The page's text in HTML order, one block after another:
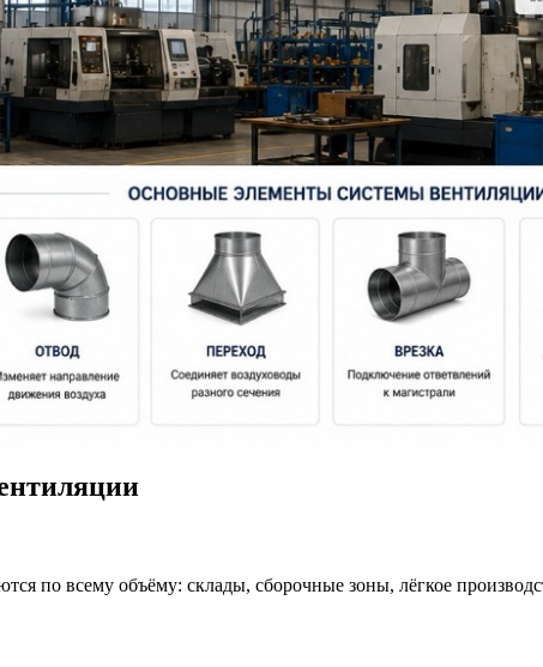
по всему объёму: склады, сборочные зоны, лёгкое